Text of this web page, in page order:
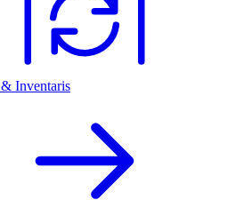
& Inventaris